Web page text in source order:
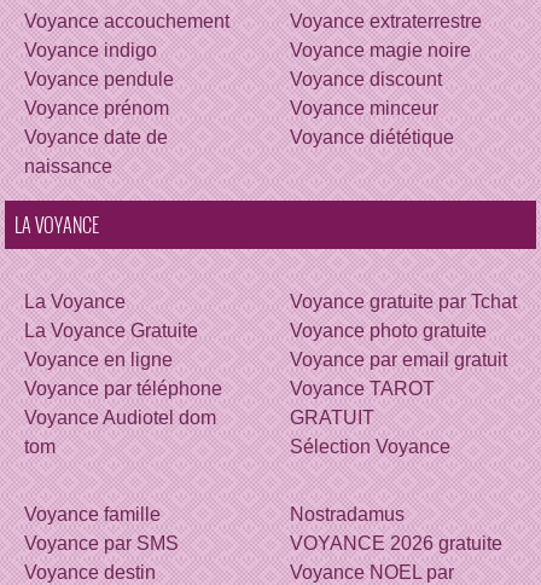
Voyance accouchement
Voyance indigo
Voyance pendule
Voyance prénom
Voyance date de
naissance
Voyance extraterrestre
Voyance magie noire
Voyance discount
Voyance minceur
Voyance diététique
LA VOYANCE
La Voyance
La Voyance Gratuite
Voyance en ligne
Voyance par téléphone
Voyance Audiotel dom
tom
Voyance gratuite par Tchat
Voyance photo gratuite
Voyance par email gratuit
Voyance TAROT
GRATUIT
Sélection Voyance
Voyance famille
Voyance par SMS
Voyance destin
Nostradamus
VOYANCE 2026 gratuite
Voyance NOEL par